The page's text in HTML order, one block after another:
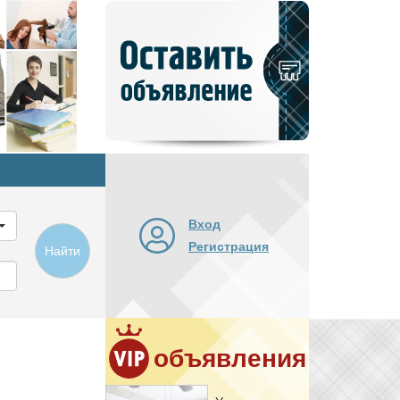
объявление
Найти
Вход
Регистрация
объявления